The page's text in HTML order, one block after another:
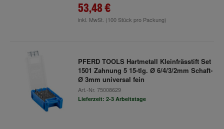
53,48 €
inkl. MwSt. (100 Stück pro Packung)
PFERD TOOLS Hartmetall Kleinfrässtift Set
1501 Zahnung 5 15-tlg. Ø 6/4/3/2mm Schaft-
Ø 3mm universal fein
Art.-Nr. 75008629
Lieferzeit: 2-3 Arbeitstage